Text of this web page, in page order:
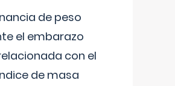
de peso
el embarazo
con el
de masa